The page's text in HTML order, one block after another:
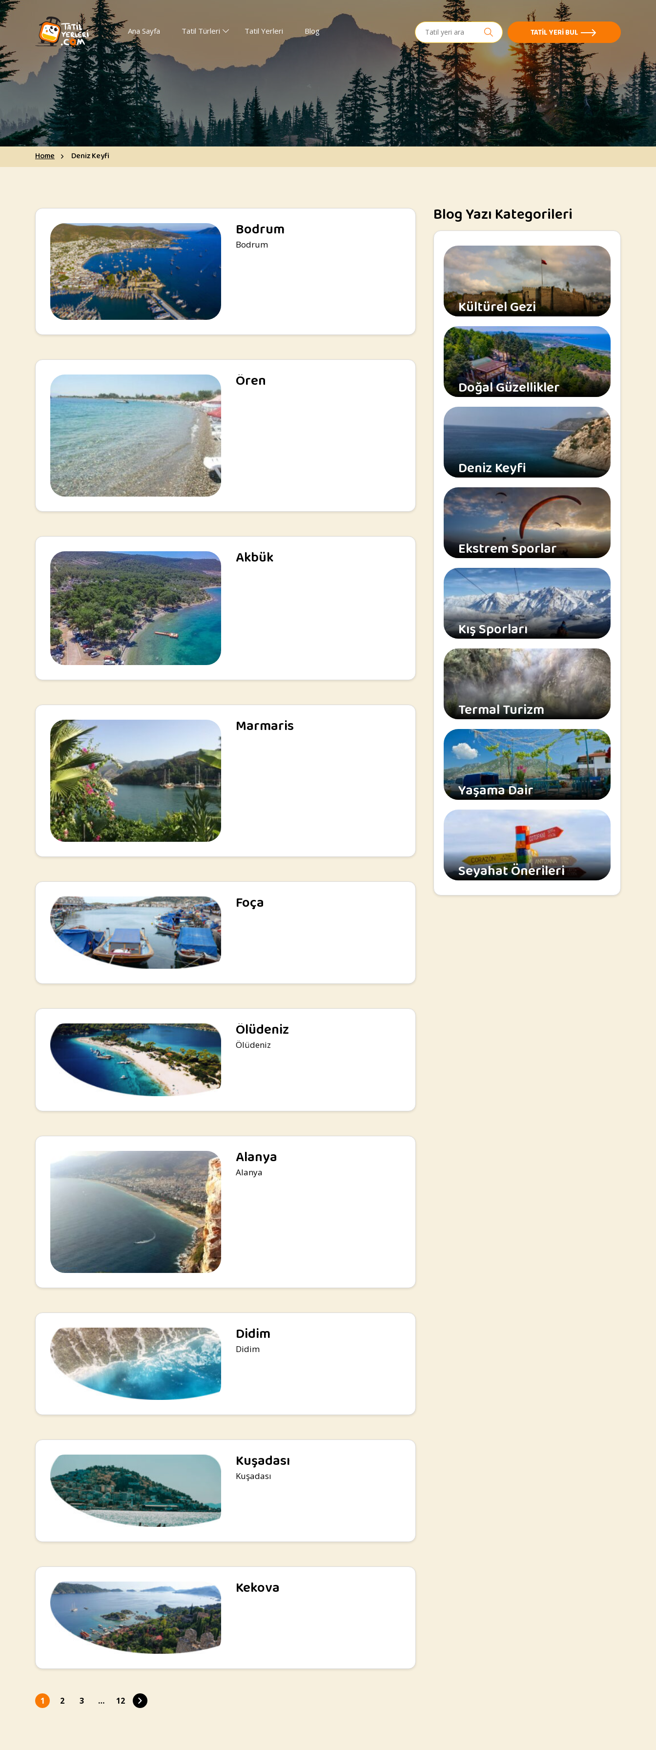
Ana Sayfa Tatil Türleri Tatil Yerleri Blog
Search
for:
TATIL YERI BUL
Home Deniz Keyfi
Bodrum
Bodrum
Ören
Akbük
Marmaris
Foça
Ölüdeniz
Ölüdeniz
Alanya
Alanya
Didim
Didim
Kuşadası
Kuşadası
Kekova
1 2 3 … 12
Navigation:
Blog Yazı Kategorileri
Kültürel Gezi
Doğal Güzellikler
Deniz Keyfi
Ekstrem Sporlar
Kış Sporları
Termal Turizm
Yaşama Dair
Seyahat Önerileri